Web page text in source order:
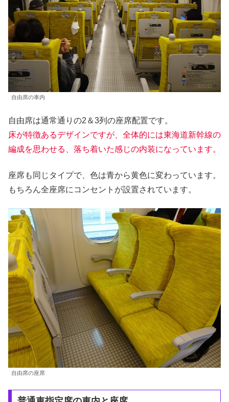
自由席の車内
自由席は通常通りの2＆3列の座席配置です。
床が特徴あるデザインですが、全体的には東海道新幹線の
編成を思わせる、落ち着いた感じの内装になっています。
座席も同じタイプで、色は青から黄色に変わっています。
もちろん全座席にコンセントが設置されています。
自由席の座席